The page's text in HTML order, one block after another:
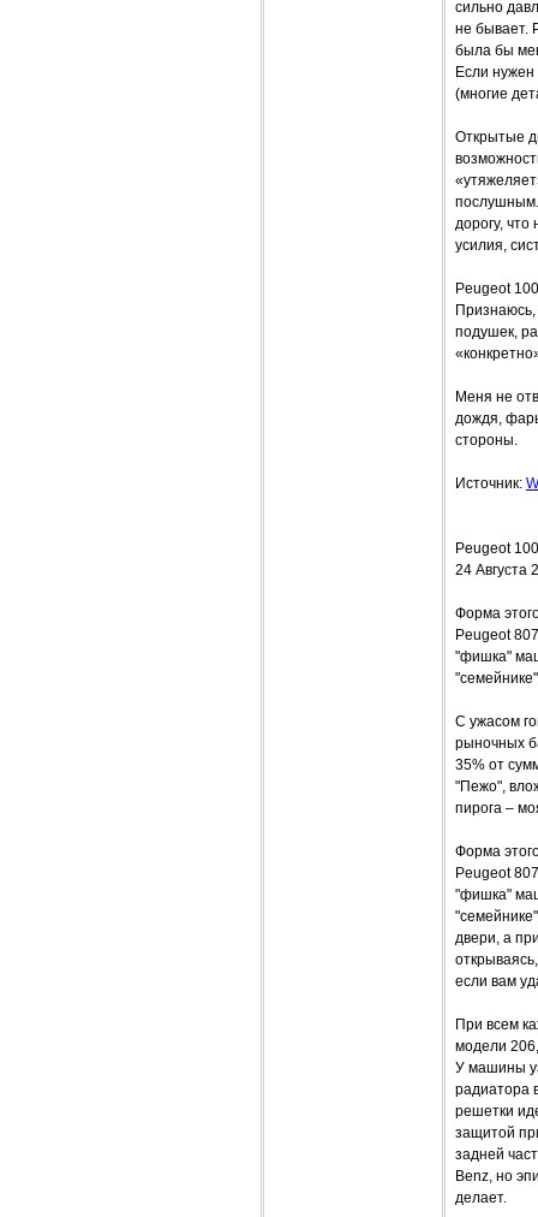
сильно
не бывает.
была бы
Если
(многие
Открытые
послушным.
дорогу,
усилия,
Peugeot
подушек,
Меня не
дождя,
стороны.
Источник:
Peugeot
24 Августа
Форма
Peugeot
"фишка"
С ужасом
рыночных
35% от
"Пежо",
пирога –
Форма
Peugeot
"фишка"
двери, а
если вам
При всем
модели
У машины
радиатора
решетки
защитой
задней
Benz, но
делает.